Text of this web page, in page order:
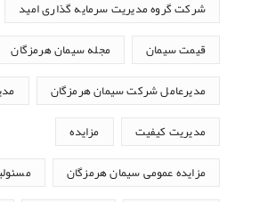
شرکت گروه مدیریت سرمایه گذاری امید
قیمت سیمان مجله سیمان هرمزگان
مدیرعامل شرکت سیمان هرمزگان
مدیریت کیفیت مزایده
مزایده عمومی سیمان هرمزگان